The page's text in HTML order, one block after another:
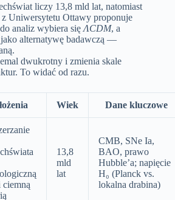
liczy 13,8 mld lat, natomiast
Uniwersytetu Ottawy proponuje
analiz wybiera się ΛCDM, a
alternatywę badawczą —
dwukrotny i zmienia skale
To widać od razu.
Wiek Dane kluczowe
ciemną
13,8
mld
lat
CMB, SNe Ia,
BAO, prawo
Hubble’a; napięcie
H₀ (Planck vs.
lokalna drabina)